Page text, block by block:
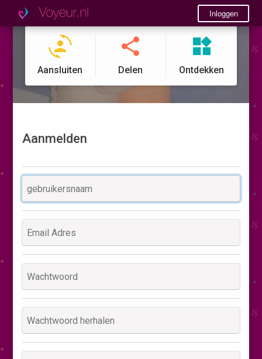
Inloggen
Aansluiten Delen Ontdekken
Aanmelden